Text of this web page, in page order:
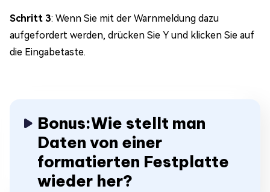
Schritt 3: Wenn Sie mit der Warnmeldung dazu
aufgefordert werden, drücken Sie Y und klicken Sie auf
die Eingabetaste.
Bonus:Wie stellt man
Daten von einer
formatierten Festplatte
wieder her?